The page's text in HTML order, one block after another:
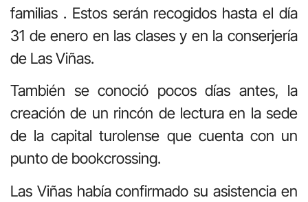
familias . Estos serán recogidos hasta el día
31 de enero en las clases y en la conserjería
de Las Viñas.
También se conoció pocos días antes, la
creación de un rincón de lectura en la sede
de la capital turolense que cuenta con un
punto de bookcrossing.
Las Viñas había confirmado su asistencia en